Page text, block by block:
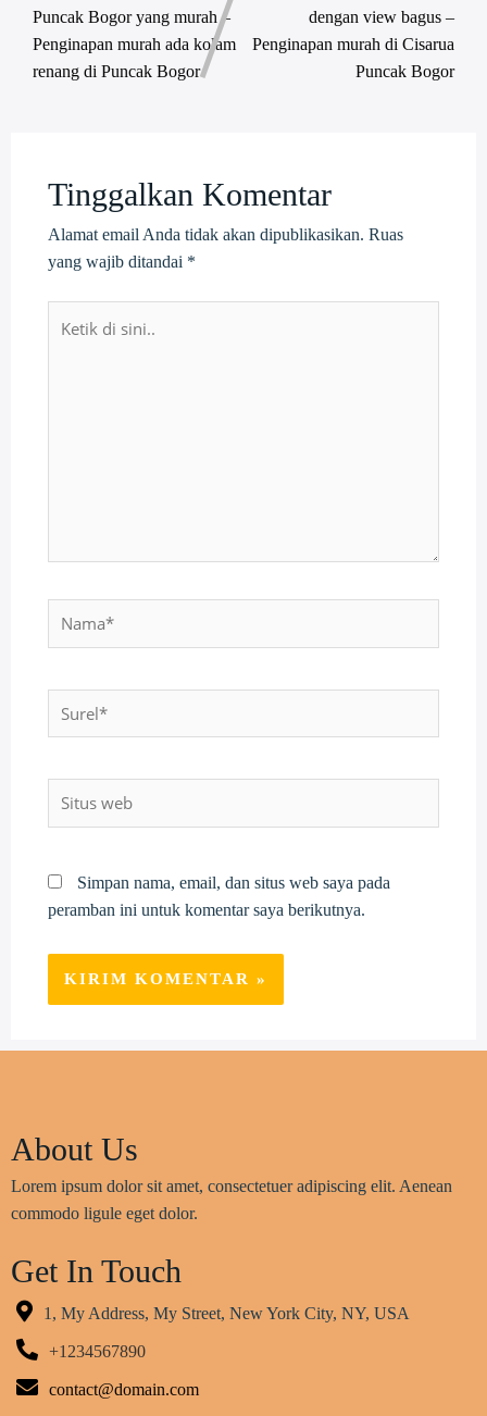
Puncak Bogor yang murah –
Penginapan murah ada kolam
renang di Puncak Bogor
dengan view bagus –
Penginapan murah di Cisarua
Puncak Bogor
Tinggalkan Komentar
Alamat email Anda tidak akan dipublikasikan. Ruas
yang wajib ditandai *
Simpan nama, email, dan situs web saya pada
peramban ini untuk komentar saya berikutnya.
About Us
Lorem ipsum dolor sit amet, consectetuer adipiscing elit. Aenean
commodo ligule eget dolor.
Get In Touch
1, My Address, My Street, New York City, NY, USA
+1234567890
contact@domain.com